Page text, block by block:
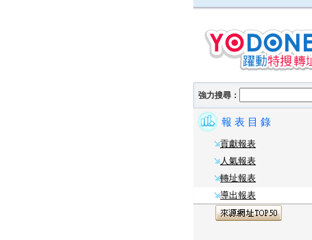
強力搜尋：
報 表 目 錄
貢獻報表
人氣報表
轉址報表
導出報表